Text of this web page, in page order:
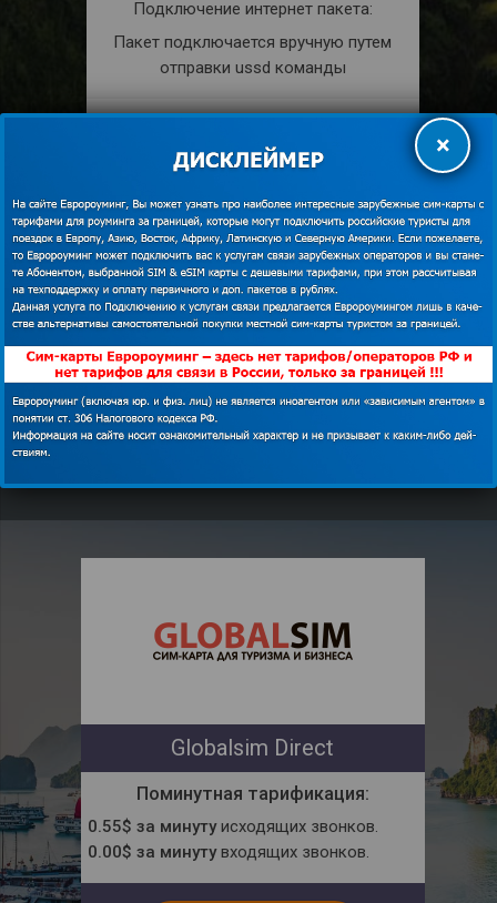
Подключение интернет пакета:
Пакет подключается вручную путем
отправки ussd команды
Раздача интернета:
Разрешена.
shopping_cartКУПИТЬ
descriptionПОДРОБНЕЕ
Globalsim Direct
Поминутная тарификация:
0.55$ за минутуисходящих звонков.
0.00$ за минутувходящих звонков.
×